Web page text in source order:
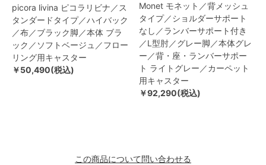
picora livina ピコラリビナ／ス
タンダードタイプ／ハイバック
／布／ブラック脚／本体 ブラ
ック／ソフトベージュ／フロー
リング用キャスター
￥50,490(税込)
Monet モネット／背メッシュ
タイプ／ショルダーサポート
なし／ランバーサポート付き
／L型肘／グレー脚／本体グレ
ー／背・座・ランバーサポー
ト ライトグレー／カーペット
用キャスター
￥92,290(税込)
この商品について問い合わせる